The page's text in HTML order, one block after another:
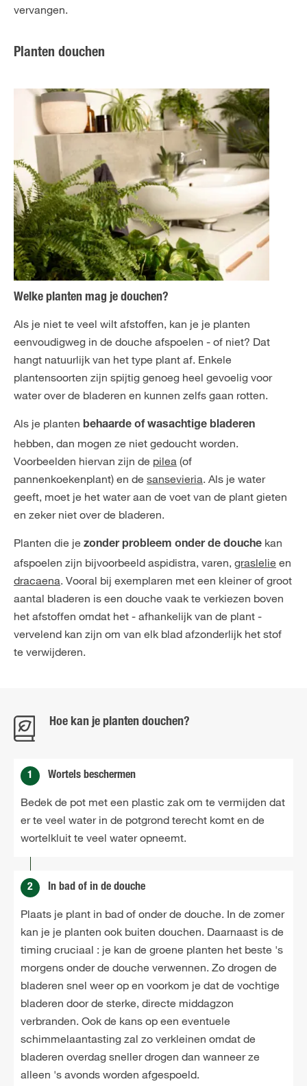
vervangen.
Planten douchen
Welke planten mag je douchen?
Als je niet te veel wilt afstoffen, kan je je planten
eenvoudigweg in de douche afspoelen - of niet? Dat
hangt natuurlijk van het type plant af. Enkele
plantensoorten zijn spijtig genoeg heel gevoelig voor
water over de bladeren en kunnen zelfs gaan rotten.
Als je planten behaarde of wasachtige bladeren
hebben, dan mogen ze niet gedoucht worden.
Voorbeelden hiervan zijn de pilea (of
pannenkoekenplant) en de sansevieria. Als je water
geeft, moet je het water aan de voet van de plant gieten
en zeker niet over de bladeren.
Planten die je zonder probleem onder de douche kan
afspoelen zijn bijvoorbeeld aspidistra, varen, graslelie en
dracaena. Vooral bij exemplaren met een kleiner of groot
aantal bladeren is een douche vaak te verkiezen boven
het afstoffen omdat het - afhankelijk van de plant -
vervelend kan zijn om van elk blad afzonderlijk het stof
te verwijderen.
Hoe kan je planten douchen?
1 Wortels beschermen
Bedek de pot met een plastic zak om te vermijden dat
er te veel water in de potgrond terecht komt en de
wortelkluit te veel water opneemt.
2 In bad of in de douche
Plaats je plant in bad of onder de douche. In de zomer
kan je je planten ook buiten douchen. Daarnaast is de
timing cruciaal : je kan de groene planten het beste 's
morgens onder de douche verwennen. Zo drogen de
bladeren snel weer op en voorkom je dat de vochtige
bladeren door de sterke, directe middagzon
verbranden. Ook de kans op een eventuele
schimmelaantasting zal zo verkleinen omdat de
bladeren overdag sneller drogen dan wanneer ze
alleen 's avonds worden afgespoeld.